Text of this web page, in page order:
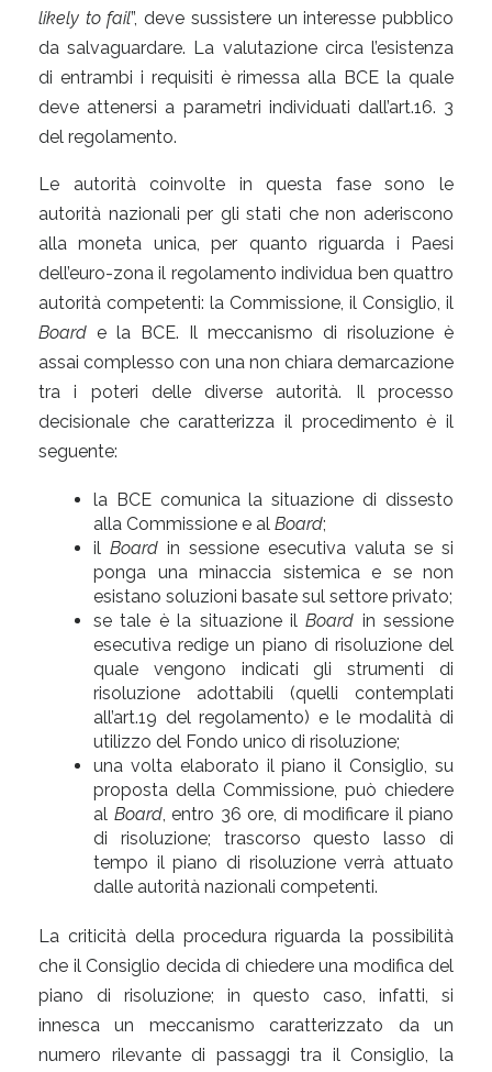
likely to fail”, deve sussistere un interesse pubblico
da salvaguardare. La valutazione circa l’esistenza
di entrambi i requisiti è rimessa alla BCE la quale
deve attenersi a parametri individuati dall’art.16. 3
del regolamento.
Le autorità coinvolte in questa fase sono le
autorità nazionali per gli stati che non aderiscono
alla moneta unica, per quanto riguarda i Paesi
dell’euro-zona il regolamento individua ben quattro
autorità competenti: la Commissione, il Consiglio, il
Board e la BCE. Il meccanismo di risoluzione è
assai complesso con una non chiara demarcazione
tra i poteri delle diverse autorità. Il processo
decisionale che caratterizza il procedimento è il
seguente:
la BCE comunica la situazione di dissesto
alla Commissione e al Board;
il Board in sessione esecutiva valuta se si
ponga una minaccia sistemica e se non
esistano soluzioni basate sul settore privato;
se tale è la situazione ilBoard in sessione
esecutiva redige un piano di risoluzione del
quale vengono indicati gli strumenti di
risoluzione adottabili (quelli contemplati
all’art.19 del regolamento) e le modalità di
utilizzo del Fondo unico di risoluzione;
una volta elaborato il piano il Consiglio, su
proposta della Commissione, può chiedere
al Board, entro 36 ore, di modificare il piano
di risoluzione; trascorso questo lasso di
tempo il piano di risoluzione verrà attuato
dalle autorità nazionali competenti.
La criticità della procedura riguarda la possibilità
che il Consiglio decida di chiedere una modifica del
piano di risoluzione; in questo caso, infatti, si
innesca un meccanismo caratterizzato da un
numero rilevante di passaggi tra il Consiglio, la